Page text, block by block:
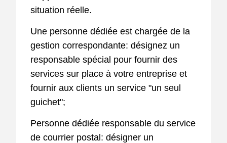
situation réelle.
Une personne dédiée est chargée de la
gestion correspondante: désignez un
responsable spécial pour fournir des
services sur place à votre entreprise et
fournir aux clients un service "un seul
guichet";
Personne dédiée responsable du service
de courrier postal: désigner un